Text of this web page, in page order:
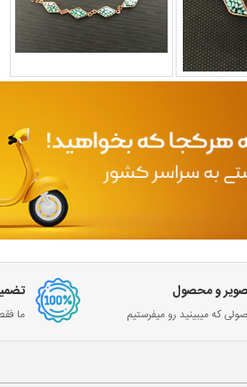
و محصول
که میبینید رو میفرستیم ما